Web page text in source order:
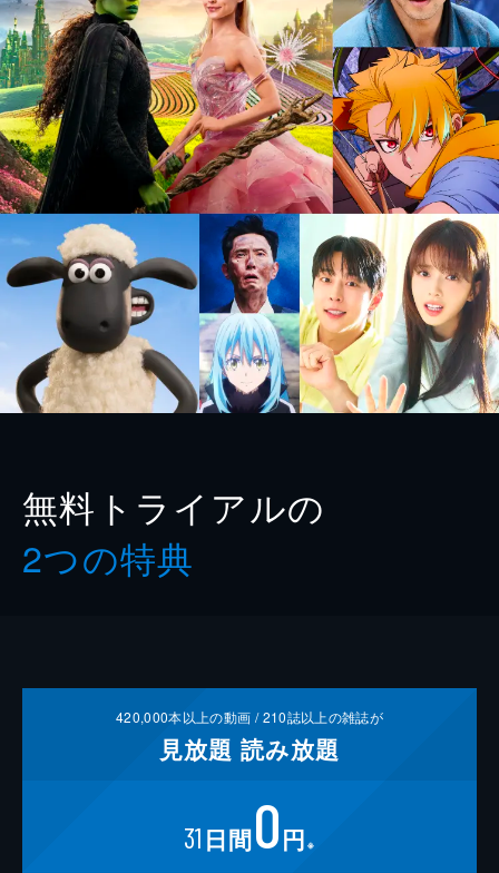
無料トライアルの
2つの特典
420,000本以上の動画 /210誌以上の雑誌が
見放題 読み放題
31 日間0円 ※